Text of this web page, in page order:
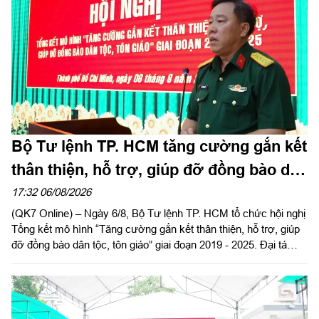
Quân khu 7; Đại tá Trần Thị Mỹ Châu, Phó Tổng giám đốc
Công ty Tây Nam cùng đông đảo cán bộ, đoàn viên, người lao
động Công ty Cảng ICD Tây Nam.
Bộ Tư lệnh TP. HCM tăng cường gắn kết
thân thiện, hỗ trợ, giúp đỡ đồng bào dân
tộc, tôn giáo
17:32 06/08/2026
(QK7 Online) – Ngày 6/8, Bộ Tư lệnh TP. HCM tổ chức hội nghị
Tổng kết mô hình “Tăng cường gắn kết thân thiện, hỗ trợ, giúp
đỡ đồng bào dân tộc, tôn giáo” giai đoạn 2019 - 2025. Đại tá
đạo hội nghị.